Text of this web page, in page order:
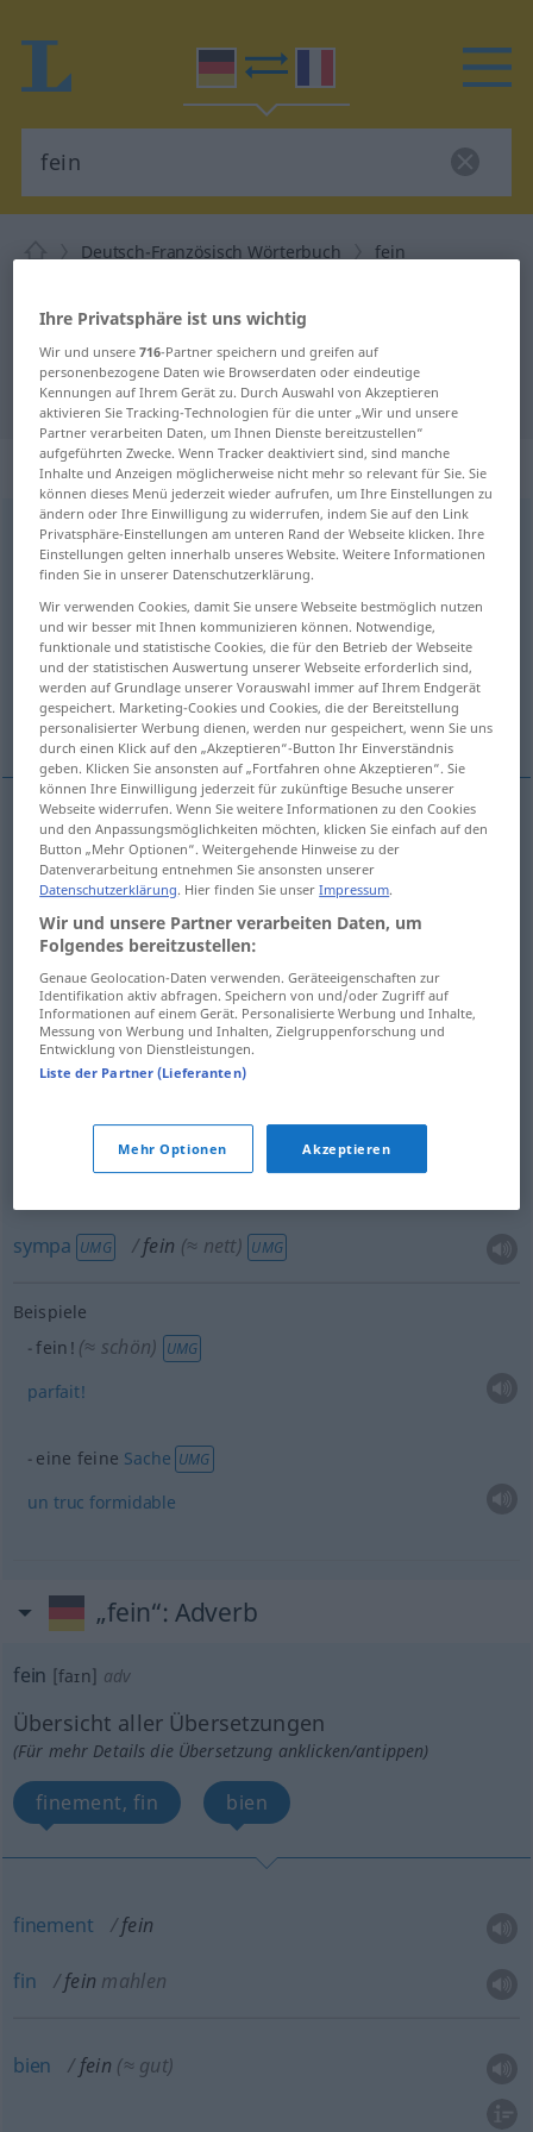
Deutsch-Französisch Wörterbuch fein
für "fein"
"fein" Französisch Übersetzung
„fein“: Adjektiv
fein [faɪn]adj
Übersicht aller Übersetzungen
(Für mehr Details die Übersetzung anklicken/antippen)
fin, subtil exquis, fin distingué
sympa Weitere Beispiele...
feina.Sand, Sinne, Haar, Papier, Regen
subtil feinUnterschied, Humor
exquis fein(≈ edel)
fein
fein (≈ vornehm)
sympa UMG fein (≈ nett) UMG
Beispiele
fein! (≈ schön) UMG
parfait!
eine feine Sache UMG
un truc formidable
„fein“: Adverb
fein [faɪn] adv
Übersicht aller Übersetzungen
(Für mehr Details die Übersetzung anklicken/antippen)
finement, fin bien
finement fein
fin fein mahlen
bien fein (≈ gut)
Ihre Privatsphäre ist uns wichtig
Wir und unsere716-Partner speichern und greifen auf
personenbezogene Daten wie Browserdaten oder eindeutige
Kennungen auf Ihrem Gerät zu. Durch Auswahl von Akzeptieren
aktivieren Sie Tracking-Technologien für die unter „Wir und unsere
Partner verarbeiten Daten, um Ihnen Dienste bereitzustellen“
aufgeführten Zwecke. Wenn Tracker deaktiviert sind, sind manche
Inhalte und Anzeigen möglicherweise nicht mehr so relevant für Sie. Sie
können dieses Menü jederzeit wieder aufrufen, um Ihre Einstellungen zu
ändern oder Ihre Einwilligung zu widerrufen, indem Sie auf den Link
Privatsphäre-Einstellungen am unteren Rand der Webseite klicken. Ihre
Einstellungen gelten innerhalb unseres Website. Weitere Informationen
finden Sie in unserer Datenschutzerklärung.
Wir verwenden Cookies, damit Sie unsere Webseite bestmöglich nutzen
und wir besser mit Ihnen kommunizieren können. Notwendige,
funktionale und statistische Cookies, die für den Betrieb der Webseite
und der statistischen Auswertung unserer Webseite erforderlich sind,
werden auf Grundlage unserer Vorauswahl immer auf Ihrem Endgerät
gespeichert. Marketing-Cookies und Cookies, die der Bereitstellung
personalisierter Werbung dienen, werden nur gespeichert, wenn Sie uns
durch einen Klick auf den „Akzeptieren“-Button Ihr Einverständnis
geben. Klicken Sie ansonsten auf „Fortfahren ohne Akzeptieren“. Sie
können Ihre Einwilligung jederzeit für zukünftige Besuche unserer
Webseite widerrufen. Wenn Sie weitere Informationen zu den Cookies
und den Anpassungsmöglichkeiten möchten, klicken Sie einfach auf den
Button „Mehr Optionen“. Weitergehende Hinweise zu der
Datenverarbeitung entnehmen Sie ansonsten unserer
Datenschutzerklärung. Hier finden Sie unserImpressum.
Wir und unsere Partner verarbeiten Daten, um
Folgendes bereitzustellen:
Genaue Geolocation-Daten verwenden. Geräteeigenschaften zur
Identifikation aktiv abfragen. Speichern von und/oder Zugriff auf
Informationen auf einem Gerät. Personalisierte Werbung und Inhalte,
Messung von Werbung und Inhalten, Zielgruppenforschung und
Entwicklung von Dienstleistungen.
Liste der Partner (Lieferanten)
Mehr Optionen Akzeptieren